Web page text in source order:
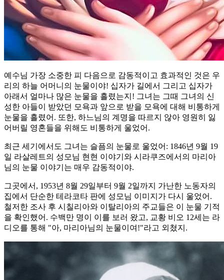
예수님 가장 소중한 피 다음으로 감동적이고 효과적인 것은 우
리의 하늘 어머니의 눈물이야! 십자가 길에서 그리고 십자가
아래서 얼마나 많은 눈물을 흘렸는지! 그녀는 그때 그녀의 신
성한 아들이 받았던 모욕과 앞으로 받을 모욕에 대해 비통하게
눈물을 흘렸어. 또한, 하느님의 계명을 따르지 않아 영원히 잃
어버릴 영혼들을 위해도 비통하게 울었어.
최근 세기에서도 그녀는 슬픔의 눈물로 울었어: 1846년 9월 19
일 라살레트의 성모님 현현 이야기와 시라쿠즈에서의 마리아
님의 눈물 이야기는 매우 감동적이야.
그곳에서, 1953년 8월 29일부터 9월 2일까지 가난한 노동자의
집에서 단순한 테라코타 판에 성모님 이미지가 다시 울었어.
철저한 조사 후 시칠리아와 이탈리아의 주교들은 이 눈물 기적
을 확인했어. 수백만 명이 이를 보러 왔고, 교황 비오 12세는 라
디오를 통해 "아, 마리아님의 눈물이여!"라고 외쳤지.